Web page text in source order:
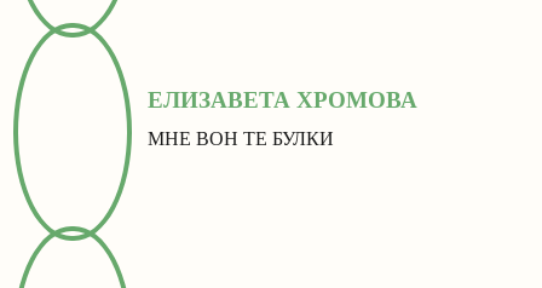
ЕЛИЗАВЕТА ХРОМОВА
МНЕ ВОН ТЕ БУЛКИ